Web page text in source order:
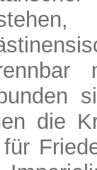
die